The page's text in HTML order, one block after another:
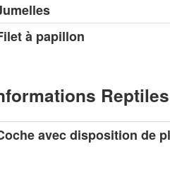
à papillon
avec disposition de